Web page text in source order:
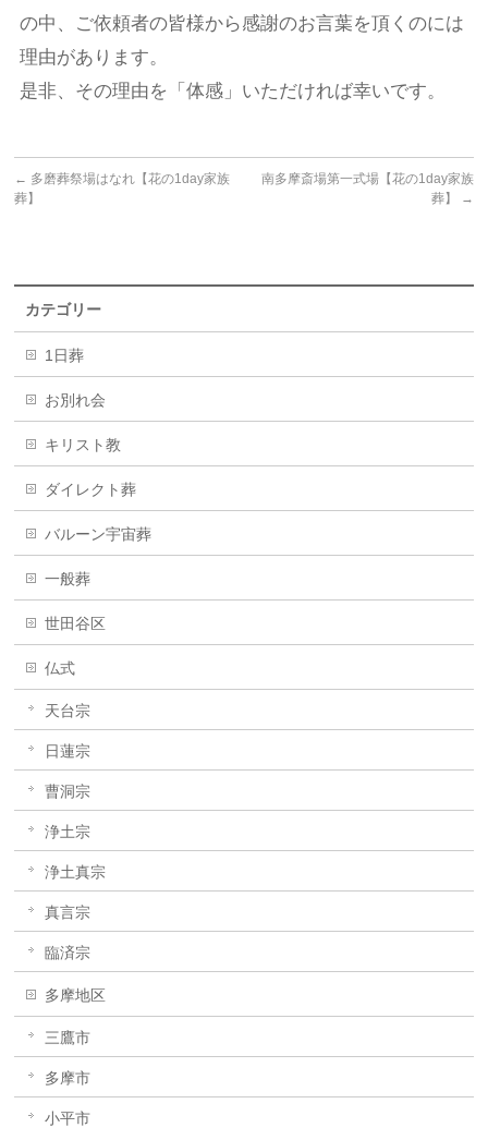
の中、ご依頼者の皆様から感謝のお言葉を頂くのには
理由があります。
是非、その理由を「体感」いただければ幸いです。
← 多磨葬祭場はなれ【花の1day家族
葬】
南多摩斎場第一式場【花の1day家族
葬】
→
カテゴリー
1日葬
お別れ会
キリスト教
ダイレクト葬
バルーン宇宙葬
一般葬
世田谷区
仏式
天台宗
日蓮宗
曹洞宗
浄土宗
浄土真宗
真言宗
臨済宗
多摩地区
三鷹市
多摩市
小平市